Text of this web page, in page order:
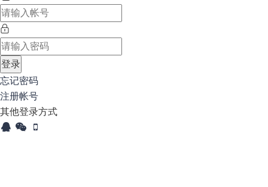
登录
忘记密码
注册帐号
其他登录方式